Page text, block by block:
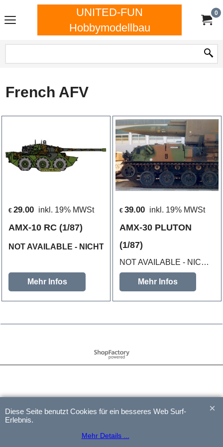
UNITED-FUN
Hobbymodellbau
0
French AFV
€ 29.00 inkl. 19% MWSt
AMX-10 RC (1/87)
NOT AVAILABLE - NICHT LIEFERBAR
Mehr Infos
€ 39.00 inkl. 19% MWSt
AMX-30 PLUTON
(1/87)
NOT AVAILABLE - NICHT LIEFERBAR
Mehr Infos
WebShop erstellt mit
ShopFactory Shop
Diese Seite benutzt Cookies für ein besseres Web Surf-
Erlebnis.
Mehr Details ...